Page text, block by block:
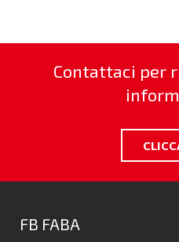
Contattaci per
FB FABA